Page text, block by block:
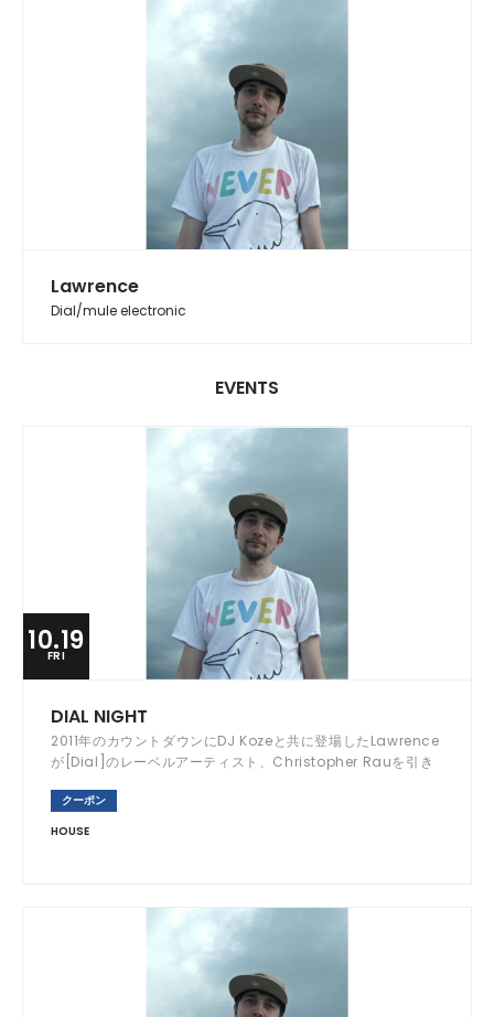
Lawrence
Dial/mule electronic
EVENTS
10.19
FRI
DIAL NIGHT
2011年のカウントダウンにDJ Kozeと共に登場したLawrence
が[Dial]のレーベルアーティスト、Christopher Rauを引き
クーポン
HOUSE